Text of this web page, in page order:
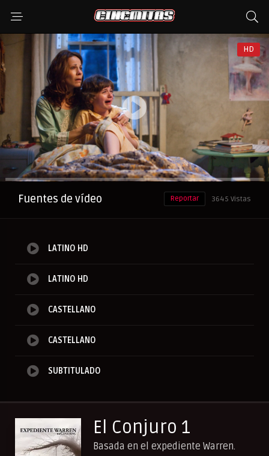
HD
Anuncio
Fuentes de vídeo 3645 Vistas
Reportar
LATINO HD
LATINO HD
CASTELLANO
CASTELLANO
SUBTITULADO
El Conjuro 1
Basada en el expediente Warren.